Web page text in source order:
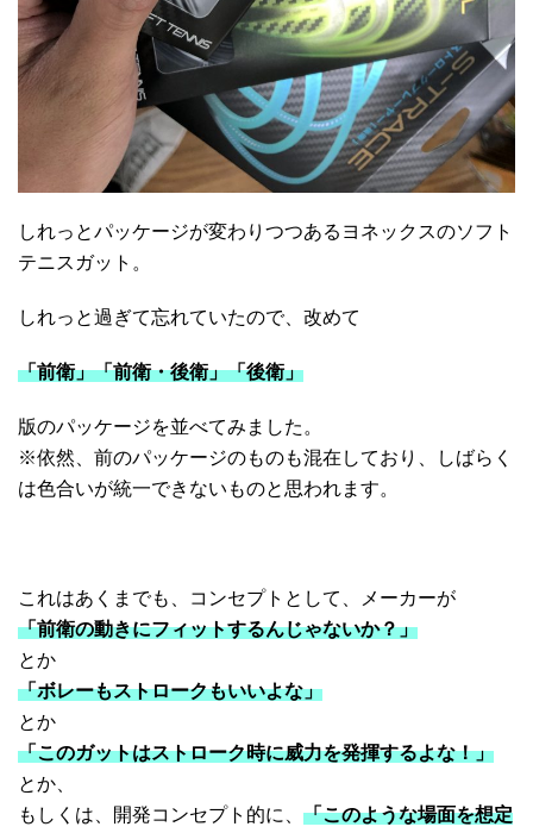
しれっとパッケージが変わりつつあるヨネックスのソフト
テニスガット。
しれっと過ぎて忘れていたので、改めて
「前衛」「前衛・後衛」「後衛」
版のパッケージを並べてみました。
※依然、前のパッケージのものも混在しており、しばらく
は色合いが統一できないものと思われます。
これはあくまでも、コンセプトとして、メーカーが
「前衛の動きにフィットするんじゃないか？」
とか
「ボレーもストロークもいいよな」
とか
「このガットはストローク時に威力を発揮するよな！」
とか、
もしくは、開発コンセプト的に、 「このような場面を想定